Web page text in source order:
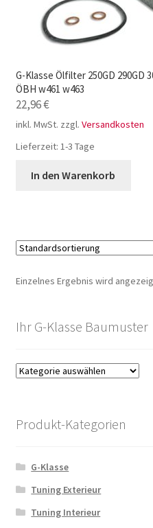
G-Klasse Ölfilter 250GD 290GD
ÖBH w461 w463
22,96€
inkl. MwSt. zzgl. Versandkosten
Lieferzeit: 1-3 Tage
In den Warenkorb
Einzelnes Ergebnis wird
Ihr G-Klasse Baumuster
Produkt-Kategorien
G-Klasse
Tuning Exterieur
Tuning Interieur